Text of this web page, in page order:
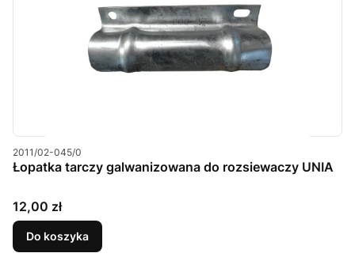
Kod produktu
2011/02-045/0
Łopatka tarczy galwanizowana do rozsiewaczy UNIA
Cena
12,00 zł
Do koszyka